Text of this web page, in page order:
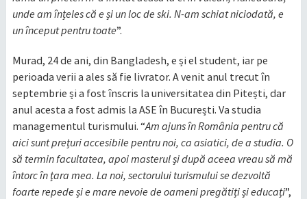
unde am înțeles că e și un loc de ski. N-am schiat niciodată, e
un început pentru toate”.
Murad, 24 de ani, din Bangladesh, e și el student, iar pe
perioada verii a ales să fie livrator. A venit anul trecut în
septembrie și a fost înscris la universitatea din Pitești, dar
anul acesta a fost admis la ASE în București. Va studia
managementul turismului. “Am ajuns în România pentru că
aici sunt prețuri accesibile pentru noi, ca asiatici, de a studia. O
să termin facultatea, apoi masterul și după aceea vreau să mă
întorc în țara mea. La noi, sectorului turismului se dezvoltă
foarte repede și e mare nevoie de oameni pregătiți și educați”,